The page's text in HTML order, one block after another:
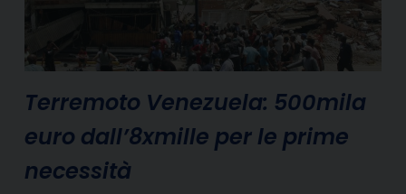
Terremoto Venezuela: 500mila
euro dall’8xmille per le prime
necessità